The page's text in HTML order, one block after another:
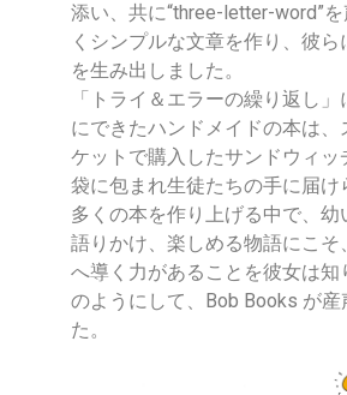
添い、共に“three-letter-word”
くシンプルな文章を作り、彼
を生み出しました。
「トライ＆エラーの繰り返し
にできたハンドメイドの本は、
ケットで購入したサンドウィッ
袋に包まれ生徒たちの手に届け
多くの本を作り上げる中で、幼
語りかけ、楽しめる物語にこそ
へ導く力があることを彼女は知
のようにして、Bob Books が産
た。